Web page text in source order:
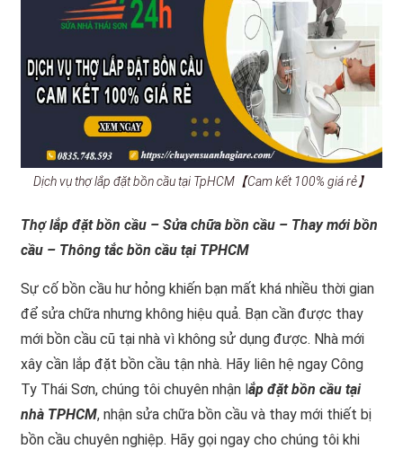
Dịch vụ thợ lắp đặt bồn cầu tại TpHCM【Cam kết 100% giá rẻ】
Thợ lắp đặt bồn cầu – Sửa chữa bồn cầu – Thay mới bồn
cầu – Thông tắc bồn cầu tại TPHCM
Sự cố bồn cầu hư hỏng khiến bạn mất khá nhiều thời gian
để sửa chữa nhưng không hiệu quả. Bạn cần được thay
mới bồn cầu cũ tại nhà vì không sử dụng được. Nhà mới
xây cần lắp đặt bồn cầu tận nhà. Hãy liên hệ ngay Công
Ty Thái Sơn, chúng tôi chuyên nhận lắp đặt bồn cầu tại
nhà TPHCM, nhận sửa chữa bồn cầu và thay mới thiết bị
bồn cầu chuyên nghiệp. Hãy gọi ngay cho chúng tôi khi